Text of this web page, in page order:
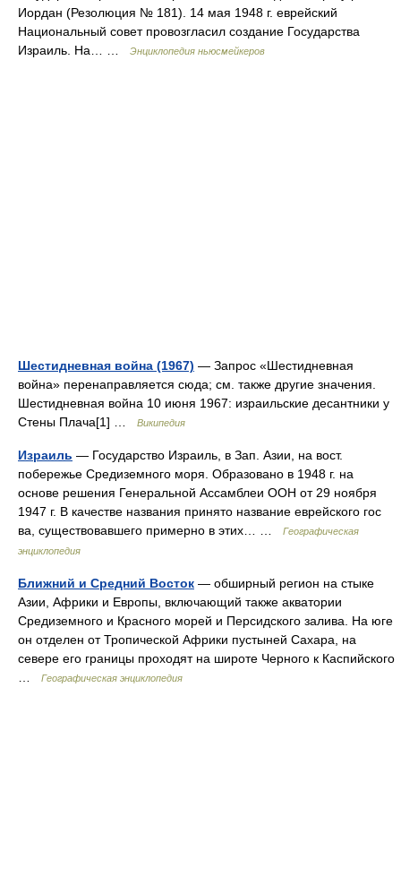
Иордан (Резолюция № 181). 14 мая 1948 г. еврейский
Национальный совет провозгласил создание Государства
Израиль. На… …
Энциклопедия ньюсмейкеров
Шестидневная война (1967) — Запрос «Шестидневная
война» перенаправляется сюда; см. также другие значения.
Шестидневная война 10 июня 1967: израильские десантники у
Стены Плача[1] …
Википедия
Израиль — Государство Израиль, в Зап. Азии, на вост.
побережье Средиземного моря. Образовано в 1948 г. на
основе решения Генеральной Ассамблеи ООН от 29 ноября
1947 г. В качестве названия принято название еврейского гос
ва, существовавшего примерно в этих… …
Географическая
энциклопедия
Ближний и Средний Восток — обширный регион на стыке
Азии, Африки и Европы, включающий также акватории
Средиземного и Красного морей и Персидского залива. На юге
он отделен от Тропической Африки пустыней Сахара, на
севере его границы проходят на широте Черного к Каспийского
Географическая энциклопедия